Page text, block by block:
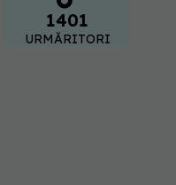
1401
URMĂRITORI